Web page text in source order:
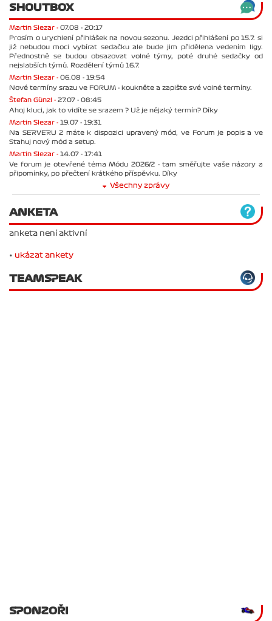
SHOUTBOX
Martin Slezar - 07.08 - 20:17
Prosím o urychlení přihlášek na novou sezonu. Jezdci přihlášení po 15.7. si
již nebudou moci vybírat sedačku ale bude jim přidělena vedením ligy.
Přednostně se budou obsazovat volné týmy, poté druhé sedačky od
nejslabších týmů. Rozdělení týmů 16.7.
Martin Slezar - 06.08 - 19:54
Nové termíny srazu ve FORUM - koukněte a zapište své volné termíny.
Štefan Günzl - 27.07 - 08:45
Ahoj kluci, jak to vidíte se srazem ? Už je nějaký termín? Díky
Martin Slezar - 19.07 - 19:31
Na SERVERU 2 máte k dispozici upravený mód, ve Forum je popis a ve
Stahuj nový mód a setup.
Martin Slezar - 14.07 - 17:41
Ve forum je otevřené téma Módu 2026/2 - tam směřujte vaše názory a
připomínky, po přečtení krátkého příspěvku. Díky
Všechny zprávy
ANKETA
anketa není aktivní
• ukázat ankety
TEAMSPEAK
SPONZOŘI